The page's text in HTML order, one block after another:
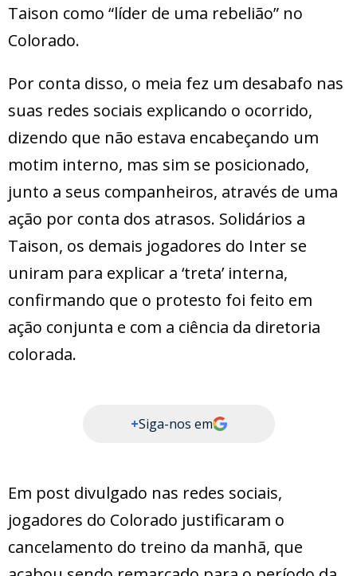
Taison como “líder de uma rebelião” no
Colorado.
Por conta disso, o meia fez um desabafo nas
suas redes sociais explicando o ocorrido,
dizendo que não estava encabeçando um
motim interno, mas sim se posicionado,
junto a seus companheiros, através de uma
ação por conta dos atrasos. Solidários a
Taison, os demais jogadores do Inter se
uniram para explicar a ‘treta’ interna,
confirmando que o protesto foi feito em
ação conjunta e com a ciência da diretoria
colorada.
+Siga-nos em
Em post divulgado nas redes sociais,
jogadores do Colorado justificaram o
cancelamento do treino da manhã, que